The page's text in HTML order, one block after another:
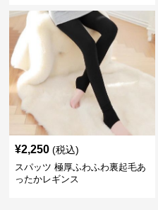
¥2,250 (税込)
スパッツ 極厚ふわふわ裏起毛あ
ったかレギンス